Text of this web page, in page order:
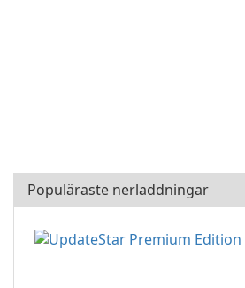
Populäraste nerladdningar